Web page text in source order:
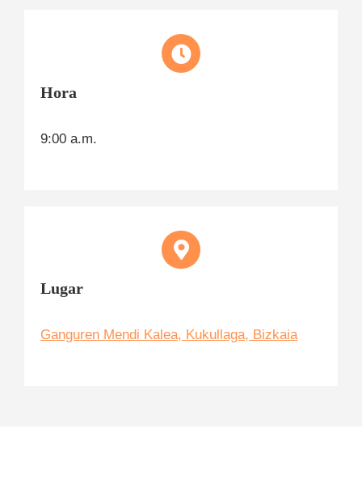
Hora
9:00 a.m.
Lugar
Ganguren Mendi Kalea, Kukullaga, Bizkaia